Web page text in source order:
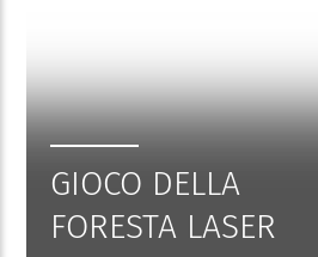
GIOCO DELLA
FORESTA LASER